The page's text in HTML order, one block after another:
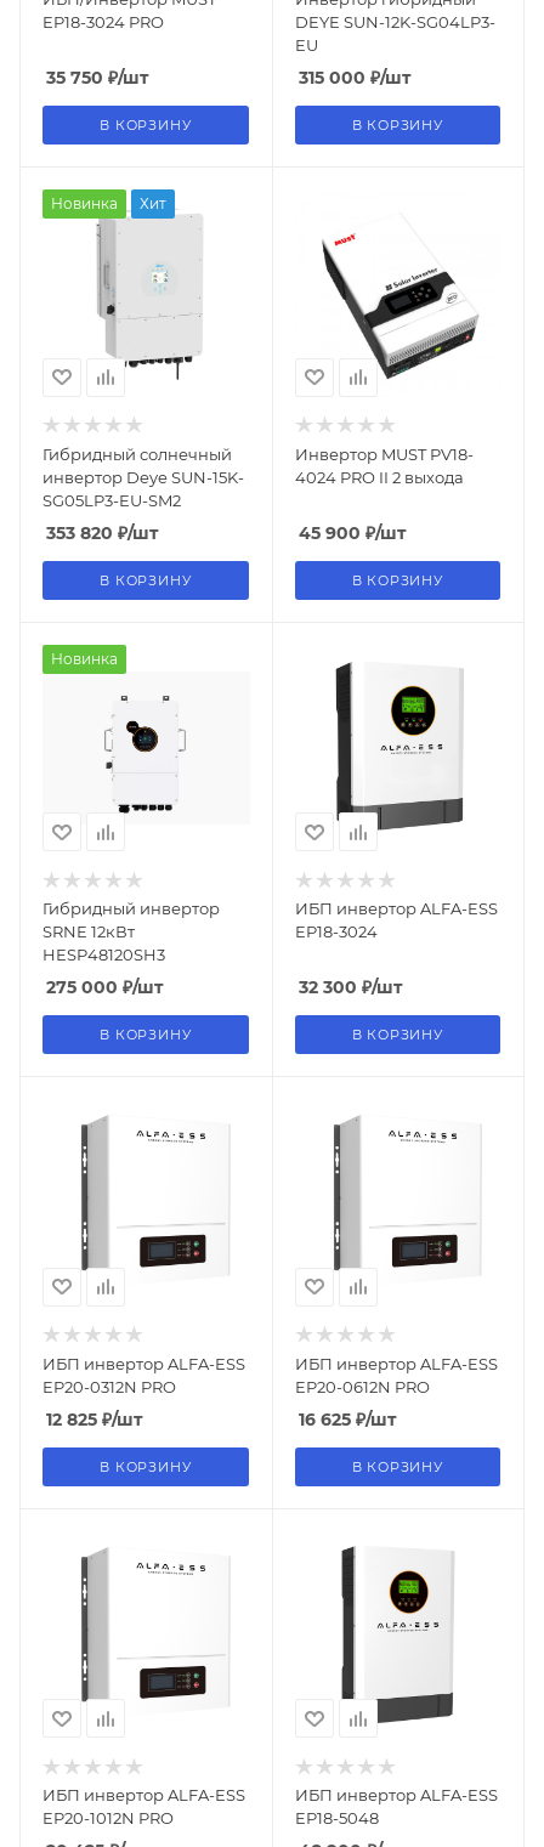
EP18-3024 PRO
35 750 ₽/шт
В КОРЗИНУ
DEYE SUN-12K-SG04LP3-
EU
315 000 ₽/шт
В КОРЗИНУ
Новинка Хит
Гибридный солнечный
инвертор Deye SUN-15K-
SG05LP3-EU-SM2
353 820 ₽/шт
В КОРЗИНУ
Инвертор MUST PV18-
4024 PRO II 2 выхода
45 900 ₽/шт
В КОРЗИНУ
Новинка
Гибридный инвертор
SRNE 12кВт
HESP48120SH3
275 000 ₽/шт
В КОРЗИНУ
ИБП инвертор ALFA-ESS
EP18-3024
32 300 ₽/шт
В КОРЗИНУ
ИБП инвертор ALFA-ESS
EP20-0312N PRO
12 825 ₽/шт
В КОРЗИНУ
ИБП инвертор ALFA-ESS
EP20-0612N PRO
16 625₽/шт
В КОРЗИНУ
ИБП инвертор ALFA-ESS
EP20-1012N PRO
ИБП инвертор ALFA-ESS
EP18-5048